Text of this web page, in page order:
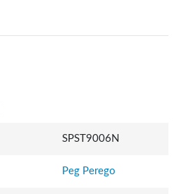
SPST9006N
Peg Perego